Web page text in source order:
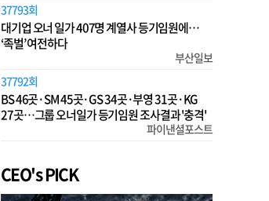
37793회
대기업 오너 일가 407명 계열사 등기임원에…
‘족벌’ 여전하다
부산일보
37792회
BS 46곳·SM 45곳·GS 34곳·부영 31곳·KG
27곳…그룹 오너일가 등기임원 조사결과 '충격'
파이낸셜포스트
CEO's PICK